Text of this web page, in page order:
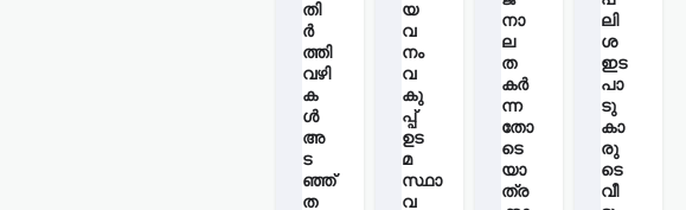
തി
ർ
ത്തി
വഴി
ക
ൾ
അ
ട
ഞ്ഞ്
ത
യ
വ
നം
വ
കു
പ്പ്
ഉട
മ
സ്ഥാ
വ
നാ
ല
ത
കർ
ന്ന
തോ
ടെ
യാ
ത്ര
ലി
ശ
ഇട
പാ
ടു
കാ
രു
ടെ
വീ